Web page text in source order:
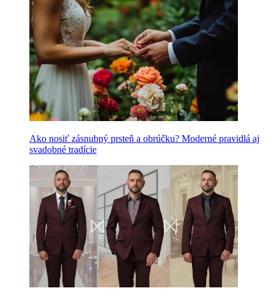
Ako nosiť zásnubný prsteň a obrúčku? Moderné pravidlá aj
svadobné tradície